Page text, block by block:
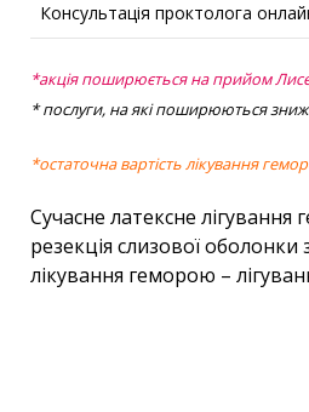
Консультація проктолога
*акція поширюється на прийом
* послуги, на які поширюються
*остаточна вартість лікування
Сучасне латексне
резекція слизової
лікування геморою –